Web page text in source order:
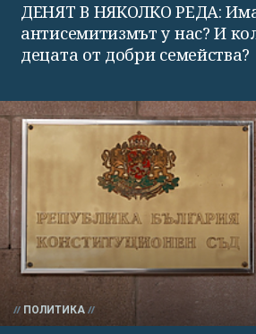
ДЕНЯТ В НЯКОЛКО РЕДА:
антисемитизмът у нас? И
децата от добри семейства?
ПОЛИТИКА